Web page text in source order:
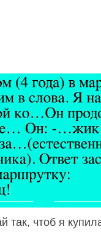
так, чтоб я